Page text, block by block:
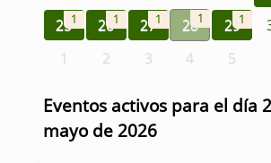
251 261 271 281 291
1 2 3 4 5
Eventos activos para el día
mayo de 2026